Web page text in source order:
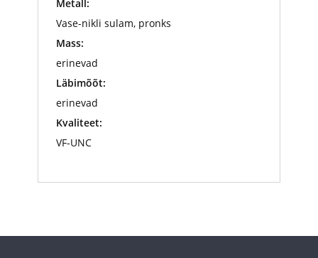
Metall:
Vase-nikli sulam, pronks
Mass:
erinevad
Läbimõõt:
erinevad
Kvaliteet:
VF-UNC